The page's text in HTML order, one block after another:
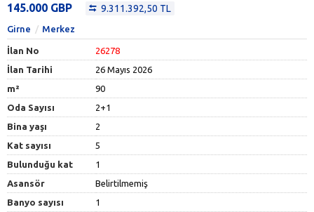
145.000 GBP 9.311.392,50 TL
Girne Merkez
İlan No
26278
İlan Tarihi
26 Mayıs 2026
m²
90
Oda Sayısı
2+1
Bina yaşı
2
Kat sayısı
5
Bulunduğu kat
1
Asansör
Belirtilmemiş
Banyo sayısı
1